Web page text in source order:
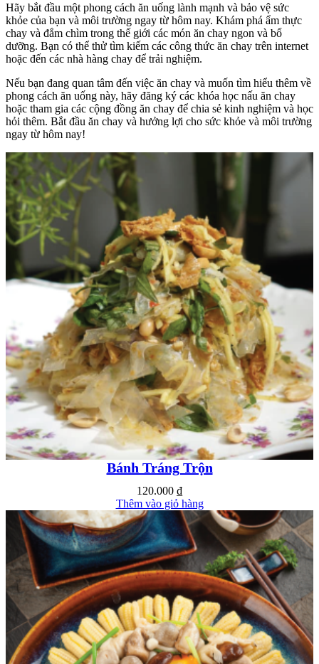
Hãy bắt đầu một phong cách ăn uống lành mạnh và bảo vệ sức
khỏe của bạn và môi trường ngay từ hôm nay. Khám phá ẩm thực
chay và đắm chìm trong thế giới các món ăn chay ngon và bổ
dưỡng. Bạn có thể thử tìm kiếm các công thức ăn chay trên internet
hoặc đến các nhà hàng chay để trải nghiệm.
Nếu bạn đang quan tâm đến việc ăn chay và muốn tìm hiểu thêm về
phong cách ăn uống này, hãy đăng ký các khóa học nấu ăn chay
hoặc tham gia các cộng đồng ăn chay để chia sẻ kinh nghiệm và học
hỏi thêm. Bắt đầu ăn chay và hưởng lợi cho sức khỏe và môi trường
ngay từ hôm nay!
Bánh Tráng Trộn
120.000 ₫
Thêm vào giỏ hàng